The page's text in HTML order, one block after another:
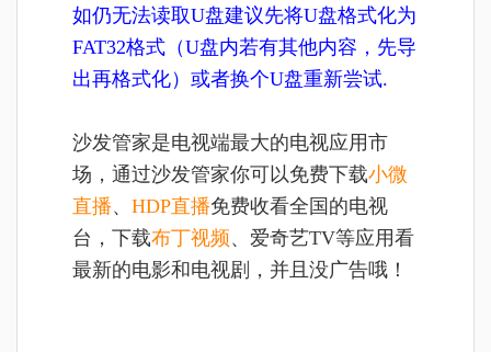
如仍无法读取U盘建议先将U盘格式化为
FAT32格式（U盘内若有其他内容，先导
出再格式化）或者换个U盘重新尝试.
沙发管家是电视端最大的电视应用市
场，通过沙发管家你可以免费下载小微
直播、 HDP直播免费收看全国的电视
台，下载布丁视频、爱奇艺TV等应用看
最新的电影和电视剧，并且没广告哦！